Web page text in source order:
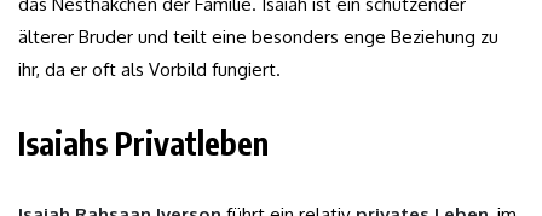
älterer Bruder und teilt eine besonders enge Beziehung zu
ihr, da er oft als Vorbild fungiert.
Isaiahs Privatleben